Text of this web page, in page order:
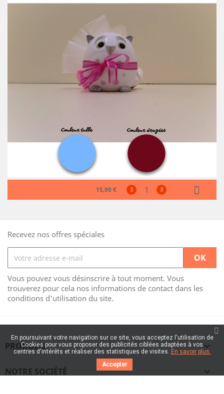
15,90 €
Recevez nos offres spéciales
Vous pouvez vous désinscrire à tout moment. Vous
trouverez pour cela nos informations de contact dans les
conditions d'utilisation du site.
PRODUITS 
NOTRE SOCIÉTÉ 
En poursuivant votre navigation sur ce site, vous acceptez l'utilisation de
Cookies pour vous proposer des publicités ciblées adaptées à vos
centres d'intérêts et réaliser des statistiques de visites. En savoir plus.
Accepter